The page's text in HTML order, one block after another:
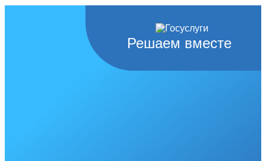
Решаем вместе